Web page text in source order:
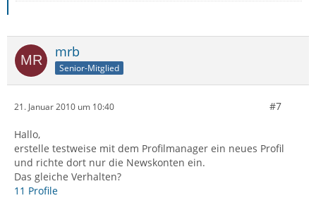
mrb
Senior-Mitglied
21. Januar 2010 um 10:40 #7
Hallo,
erstelle testweise mit dem Profilmanager ein neues Profil
und richte dort nur die Newskonten ein.
Das gleiche Verhalten?
11 Profile